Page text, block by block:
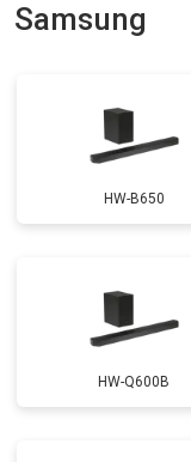
Samsung
HW-B650
HW-Q600B